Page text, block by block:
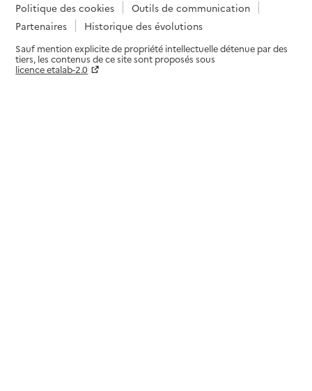
Politique des cookies
Outils de communication
Partenaires
Historique des évolutions
Sauf mention explicite de propriété intellectuelle détenue par des
tiers, les contenus de ce site sont proposés sous
licence etalab-2.0